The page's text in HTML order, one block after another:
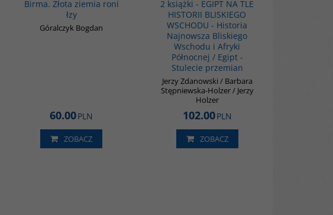
Birma. Złota ziemia roni
łzy
Góralczyk Bogdan
60.00PLN
ZOBACZ
2 książki - EGIPT NA TLE
HISTORII BLISKIEGO
WSCHODU - Historia
Najnowsza Bliskiego
Wschodu i Afryki
Północnej / Egipt -
Stulecie przemian
Jerzy Zdanowski / Barbara
Stępniewska-Holzer / Jerzy
Holzer
102.00PLN
ZOBACZ